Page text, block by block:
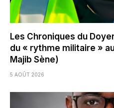
Les Chroniques du
du « rythme militaire »
Majib Sène)
5 AOÛT 2026